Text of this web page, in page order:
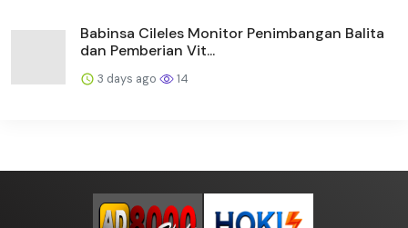
Babinsa Cileles Monitor Penimbangan Balita
dan Pemberian Vit...
3 days ago 14